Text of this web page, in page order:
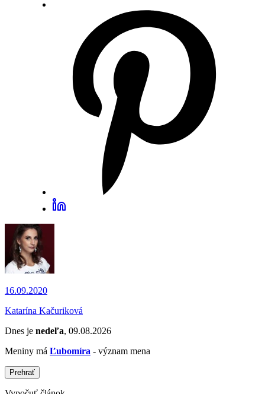
16.09.2020
Katarína Kačuriková
Dnes je nedeľa, 09.08.2026
Meniny má Ľubomíra - význam mena
Prehrať